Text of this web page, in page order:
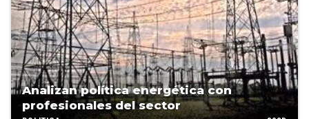
Analizan política energética con
profesionales del sector